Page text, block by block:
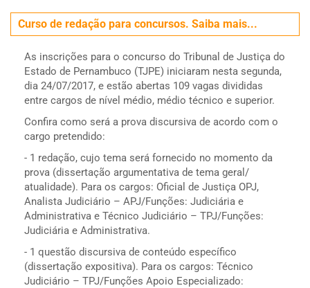
Curso de redação para concursos. Saiba mais...
As inscrições para o concurso do Tribunal de Justiça do
Estado de Pernambuco (TJPE) iniciaram nesta segunda,
dia 24/07/2017, e estão abertas 109 vagas divididas
entre cargos de nível médio, médio técnico e superior.
Confira como será a prova discursiva de acordo com o
cargo pretendido:
- 1 redação, cujo tema será fornecido no momento da
prova (dissertação argumentativa de tema geral/
atualidade). Para os cargos: Oficial de Justiça OPJ,
Analista Judiciário – APJ/Funções: Judiciária e
Administrativa e Técnico Judiciário – TPJ/Funções:
Judiciária e Administrativa.
- 1 questão discursiva de conteúdo específico
(dissertação expositiva). Para os cargos: Técnico
Judiciário – TPJ/Funções Apoio Especializado: